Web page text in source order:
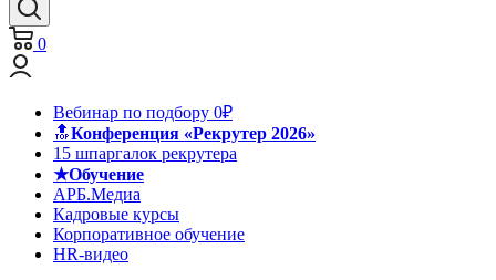
0
Вебинар по подбору 0₽
🔝Конференция «Рекрутер 2026»
15 шпаргалок рекрутера
★Обучение
АРБ.Медиа
Кадровые курсы
Корпоративное обучение
HR-видео